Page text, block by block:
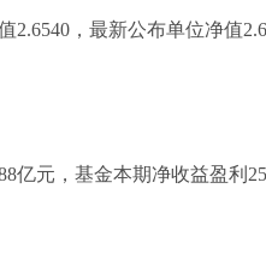
，最新公布单位净值
亿元，基金本期净收益盈利